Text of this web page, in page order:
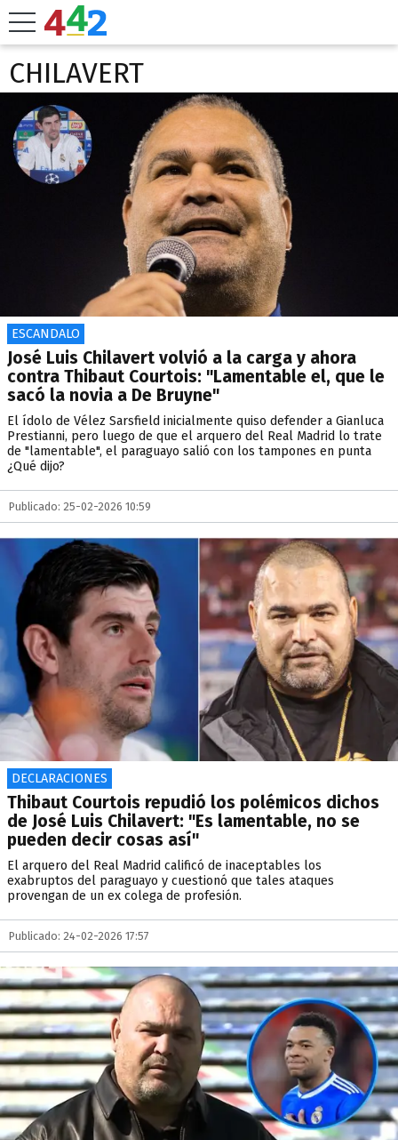
CHILAVERT
ESCANDALO
José Luis Chilavert volvió a la carga y ahora
contra Thibaut Courtois: "Lamentable el, que le
sacó la novia a De Bruyne"
El ídolo de Vélez Sarsfield inicialmente quiso defender a Gianluca
Prestianni, pero luego de que el arquero del Real Madrid lo trate
de "lamentable", el paraguayo salió con los tampones en punta
¿Qué dijo?
Publicado: 25-02-2026 10:59
DECLARACIONES
Thibaut Courtois repudió los polémicos dichos
de José Luis Chilavert: "Es lamentable, no se
pueden decir cosas así"
El arquero del Real Madrid calificó de inaceptables los
exabruptos del paraguayo y cuestionó que tales ataques
provengan de un ex colega de profesión.
Publicado: 24-02-2026 17:57